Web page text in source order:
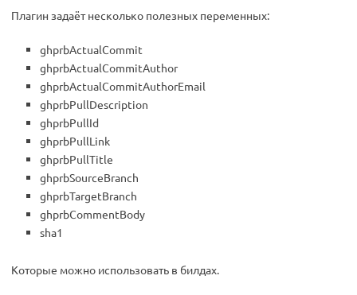
Плагин задаёт несколько полезных переменных:
ghprbActualCommit
ghprbActualCommitAuthor
ghprbActualCommitAuthorEmail
ghprbPullDescription
ghprbPullId
ghprbPullLink
ghprbPullTitle
ghprbSourceBranch
ghprbTargetBranch
ghprbCommentBody
sha1
Которые можно использовать в билдах.